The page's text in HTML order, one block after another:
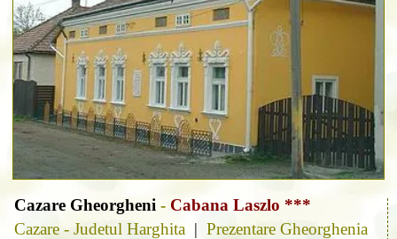
Cazare Gheorgheni - Cabana Laszlo ***
Cazare - Judetul Harghita | Prezentare Gheorghenia